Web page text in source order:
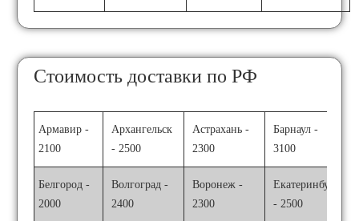
Стоимость доставки по РФ
Армавир -
2100
Архангельск
- 2500
Астрахань -
2300
Барнаул -
3100
Белгород -
2000
Волгоград -
2400
Воронеж -
2300
Екатеринбург
- 2500